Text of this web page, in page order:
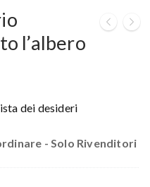
l’albero
dei desideri
- Solo Rivenditori